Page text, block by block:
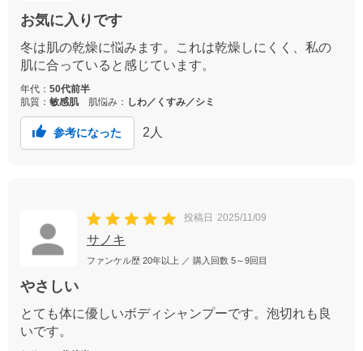
お気に入りです
冬は肌の乾燥に悩みます。これは乾燥しにくく、私の
肌に合っていると感じています。
年代： 50代前半
肌質： 敏感肌 肌悩み： しわ／くすみ／シミ
参考になった 2人
投稿日 2025/11/09
サノキ
ファンケル歴 20年以上 ／ 購入回数 5～9回目
やさしい
とても体に優しいボディシャンプーです。泡切れも良
いです。